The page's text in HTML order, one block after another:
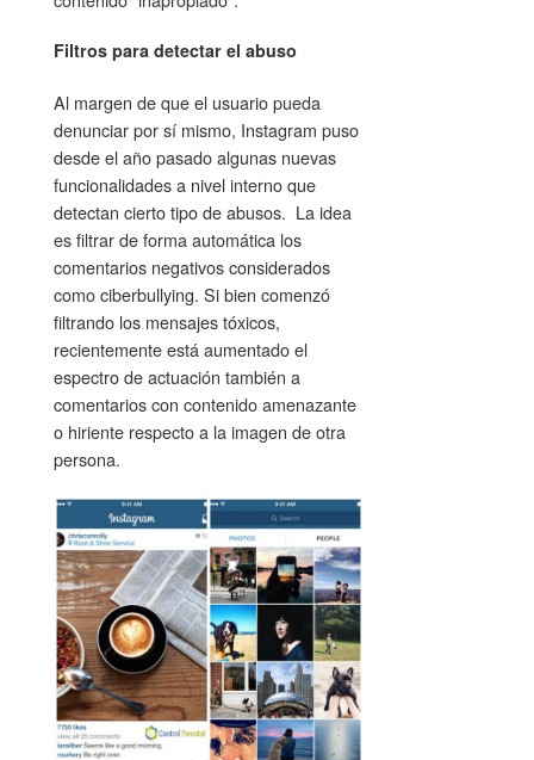
Filtros para detectar el abuso
Al margen de que el usuario pueda
denunciar por sí mismo, Instagram puso
desde el año pasado algunas nuevas
funcionalidades a nivel interno que
detectan cierto tipo de abusos. La idea
es filtrar de forma automática los
comentarios negativos considerados
como ciberbullying. Si bien comenzó
filtrando los mensajes tóxicos,
recientemente está aumentado el
espectro de actuación también a
comentarios con contenido amenazante
o hiriente respecto a la imagen de otra
persona.